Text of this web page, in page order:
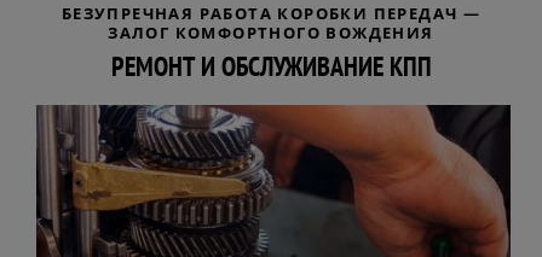
БЕЗУПРЕЧНАЯ РАБОТА КОРОБКИ ПЕРЕДАЧ —
ЗАЛОГ КОМФОРТНОГО ВОЖДЕНИЯ
РЕМОНТ И ОБСЛУЖИВАНИЕ КПП